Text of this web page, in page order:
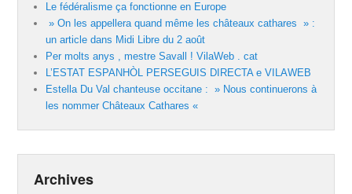
Le fédéralisme ça fonctionne en Europe
» On les appellera quand même les châteaux cathares » :
un article dans Midi Libre du 2 août
Per molts anys , mestre Savall ! VilaWeb . cat
L’ESTAT ESPANHÒL PERSEGUIS DIRECTA e VILAWEB
Estella Du Val chanteuse occitane : » Nous continuerons à
les nommer Châteaux Cathares «
Archives